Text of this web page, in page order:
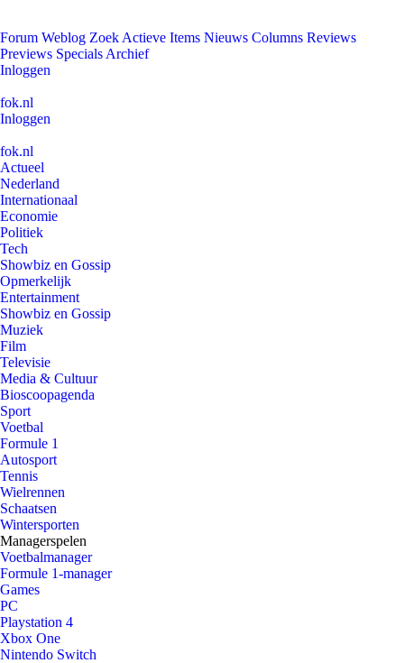
Forum Weblog Zoek Actieve Items Nieuws Columns Reviews
Previews Specials Archief
Inloggen
fok.nl
Inloggen
fok.nl
Actueel
Nederland
Internationaal
Economie
Politiek
Tech
Showbiz en Gossip
Opmerkelijk
Entertainment
Showbiz en Gossip
Muziek
Film
Televisie
Media & Cultuur
Bioscoopagenda
Sport
Voetbal
Formule 1
Autosport
Tennis
Wielrennen
Schaatsen
Wintersporten
Managerspelen
Voetbalmanager
Formule 1-manager
Games
PC
Playstation 4
Xbox One
Nintendo Switch